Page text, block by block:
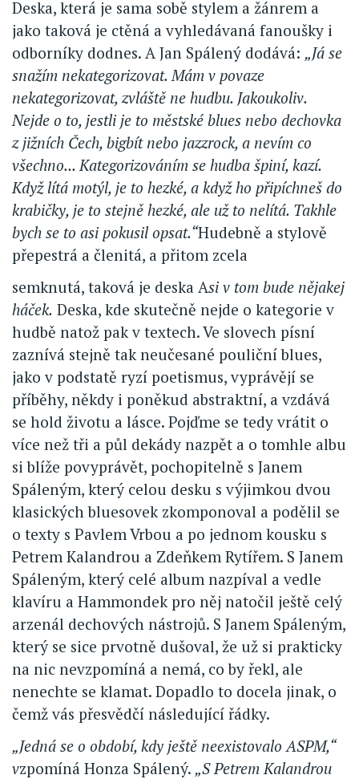
Deska, která je sama sobě stylem a žánrem a
jako taková je ctěná a vyhledávaná fanoušky i
odborníky dodnes. A Jan Spálený dodává: „Já se
snažím nekategorizovat. Mám v povaze
nekategorizovat, zvláště ne hudbu. Jakoukoliv.
Nejde o to, jestli je to městské blues nebo dechovka
z jižních Čech, bigbít nebo jazzrock, a nevím co
všechno... Kategorizováním se hudba špiní, kazí.
Když lítá motýl, je to hezké, a když ho připíchneš do
krabičky, je to stejně hezké, ale už to nelítá. Takhle
bych se to asi pokusil opsat.“Hudebně a stylově
přepestrá a členitá, a přitom zcela
semknutá, taková je deska Asi v tom bude nějakej
háček. Deska, kde skutečně nejde o kategorie v
hudbě natož pak v textech. Ve slovech písní
zaznívá stejně tak neučesané pouliční blues,
jako v podstatě ryzí poetismus, vyprávějí se
příběhy, někdy i poněkud abstraktní, a vzdává
se hold životu a lásce. Pojďme se tedy vrátit o
více než tři a půl dekády nazpět a o tomhle albu
si blíže povyprávět, pochopitelně s Janem
Spáleným, který celou desku s výjimkou dvou
klasických bluesovek zkomponoval a podělil se
o texty s Pavlem Vrbou a po jednom kousku s
Petrem Kalandrou a Zdeňkem Rytířem. S Janem
Spáleným, který celé album nazpíval a vedle
klavíru a Hammondek pro něj natočil ještě celý
arzenál dechových nástrojů. S Janem Spáleným,
který se sice prvotně dušoval, že už si prakticky
na nic nevzpomíná a nemá, co by řekl, ale
nenechte se klamat. Dopadlo to docela jinak, o
čemž vás přesvědčí následující řádky.
„Jedná se o období, kdy ještě neexistovalo ASPM,“
vzpomíná Honza Spálený. „S Petrem Kalandrou